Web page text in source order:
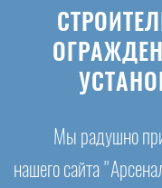
Мы радушно
нашего сайта